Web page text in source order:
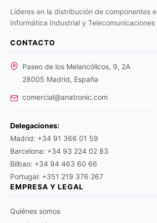
Líderes en la distribución de componentes
Informática Industrial y
CONTACTO
Paseo de los Melancólicos, 9, 2A
28005 Madrid, España
comercial@anatronic.com
Delegaciones:
Madrid: +34 91 366 01 59
Barcelona: +34 93 224 02 83
Bilbao: +34 94 463 60 66
Portugal: +351 219 376 267
EMPRESA Y LEGAL
Quiénes somos